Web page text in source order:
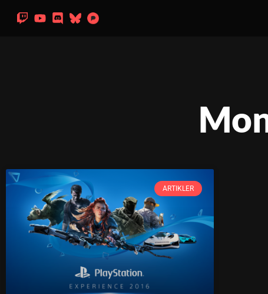
ARTIKLER